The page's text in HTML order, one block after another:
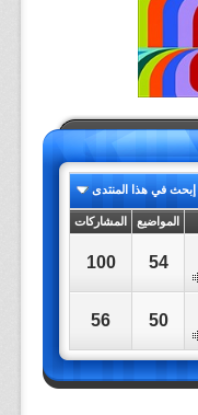
إبحث في هذا المنتدى
المواضيع المشاركات
54
100
50
56